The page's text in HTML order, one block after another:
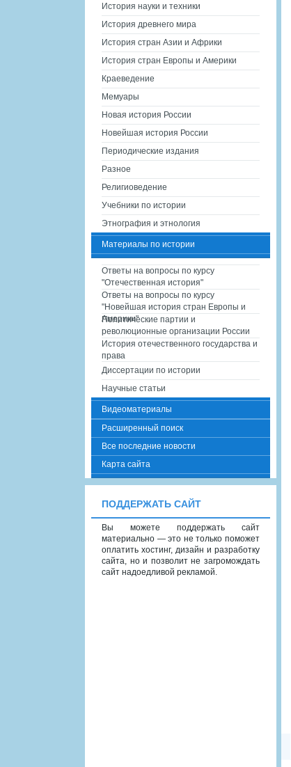
История науки и техники
История древнего мира
История стран Азии и Африки
История стран Европы и Америки
Краеведение
Мемуары
Новая история России
Новейшая история России
Периодические издания
Разное
Религиоведение
Учебники по истории
Этнография и этнология
Материалы по истории
Ответы на вопросы по курсу
"Отечественная история"
Ответы на вопросы по курсу
"Новейшая история стран Европы и
Америки"
Политические партии и
революционные организации России
История отечественного государства и
права
Диссертации по истории
Научные статьи
Видеоматериалы
Расширенный поиск
Все последние новости
Карта сайта
ПОДДЕРЖАТЬ САЙТ
Вы можете поддержать сайт
материально — это не только поможет
оплатить хостинг, дизайн и разработку
сайта, но и позволит не загромождать
сайт надоедливой рекламой.